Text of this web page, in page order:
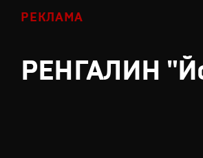
РЕКЛАМА
РЕНГАЛИН